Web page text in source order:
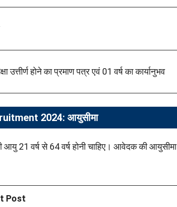
उत्तीर्ण होने का प्रमाण पत्र एवं 01 वर्ष का कार्यानुभव
2024: आयुसीमा
21 वर्ष से 64 वर्ष होनी चाहिए। आवेदक की आयुसीमा
Post